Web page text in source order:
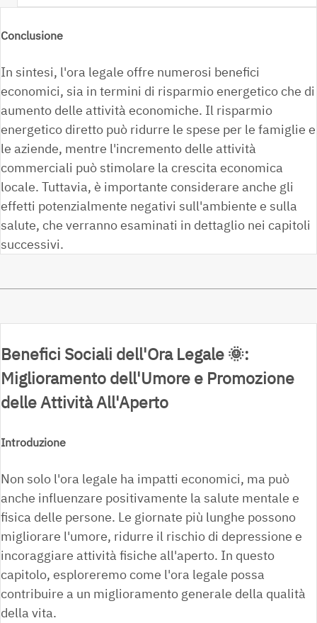
Conclusione
In sintesi, l'ora legale offre numerosi benefici
economici, sia in termini di risparmio energetico che di
aumento delle attività economiche. Il risparmio
energetico diretto può ridurre le spese per le famiglie e
le aziende, mentre l'incremento delle attività
commerciali può stimolare la crescita economica
locale. Tuttavia, è importante considerare anche gli
effetti potenzialmente negativi sull'ambiente e sulla
salute, che verranno esaminati in dettaglio nei capitoli
successivi.
Benefici Sociali dell'Ora Legale🌞:
Miglioramento dell'Umore e Promozione
delle Attività All'Aperto
Introduzione
Non solo l'ora legale ha impatti economici, ma può
anche influenzare positivamente la salute mentale e
fisica delle persone. Le giornate più lunghe possono
migliorare l'umore, ridurre il rischio di depressione e
incoraggiare attività fisiche all'aperto. In questo
capitolo, esploreremo come l'ora legale possa
contribuire a un miglioramento generale della qualità
della vita.